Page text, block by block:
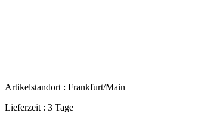
Artikelstandort : Frankfurt/Main
Lieferzeit : 3 Tage